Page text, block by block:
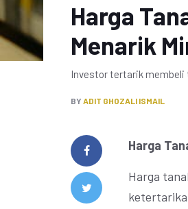
Harga
Menarik
Investor tertarik membeli
BY ADIT GHOZALI ISMAIL
Harga
Harga